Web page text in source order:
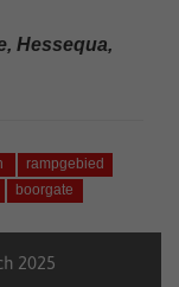
Hessequa,
rampgebied
boorgate
2025